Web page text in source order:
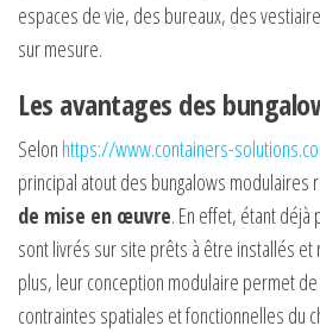
espaces de vie, des bureaux, des
sur mesure.
Les avantages des
Selon https://www.containers-
principal atout des bungalows modulaires
de mise en œuvre. En effet, étant
sont livrés sur site prêts à être installés et
plus, leur conception modulaire permet
contraintes spatiales et fonctionnelles du